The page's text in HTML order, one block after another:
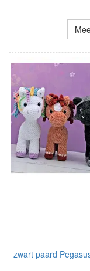
zwart paard